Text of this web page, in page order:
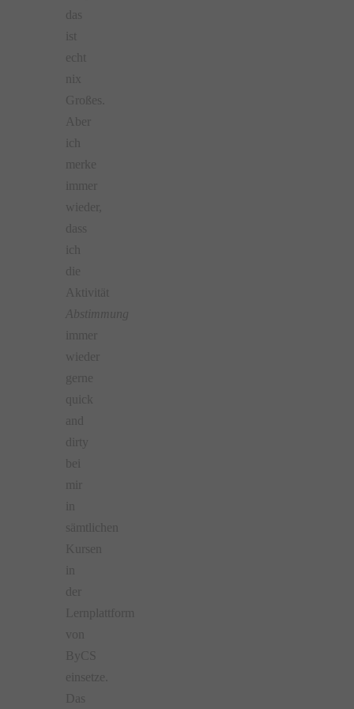
das
ist
echt
nix
Großes.
Aber
ich
merke
immer
wieder,
dass
ich
die
Aktivität
Abstimmung
immer
wieder
gerne
quick
and
dirty
bei
mir
sämtlichen
Kursen
der
Lernplattform
von
ByCS
einsetze.
Das